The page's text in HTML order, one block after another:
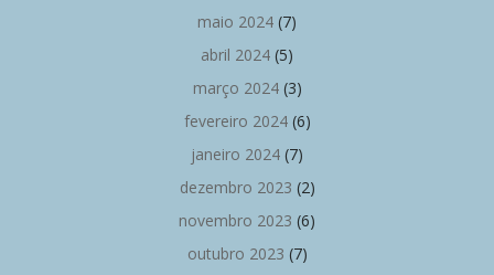
maio 2024 (7)
abril 2024 (5)
março 2024(3)
fevereiro 2024(6)
janeiro 2024 (7)
dezembro 2023 (2)
novembro 2023 (6)
outubro 2023 (7)